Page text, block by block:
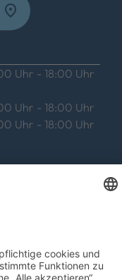
location_on
Uhr - 18:00 Uhr
Uhr - 18:00 Uhr
Uhr - 18:00 Uhr
Uhr ist das
wir weiterhin
Elektro